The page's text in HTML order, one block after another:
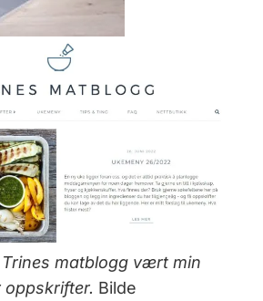
matblogg vært min
Bilde